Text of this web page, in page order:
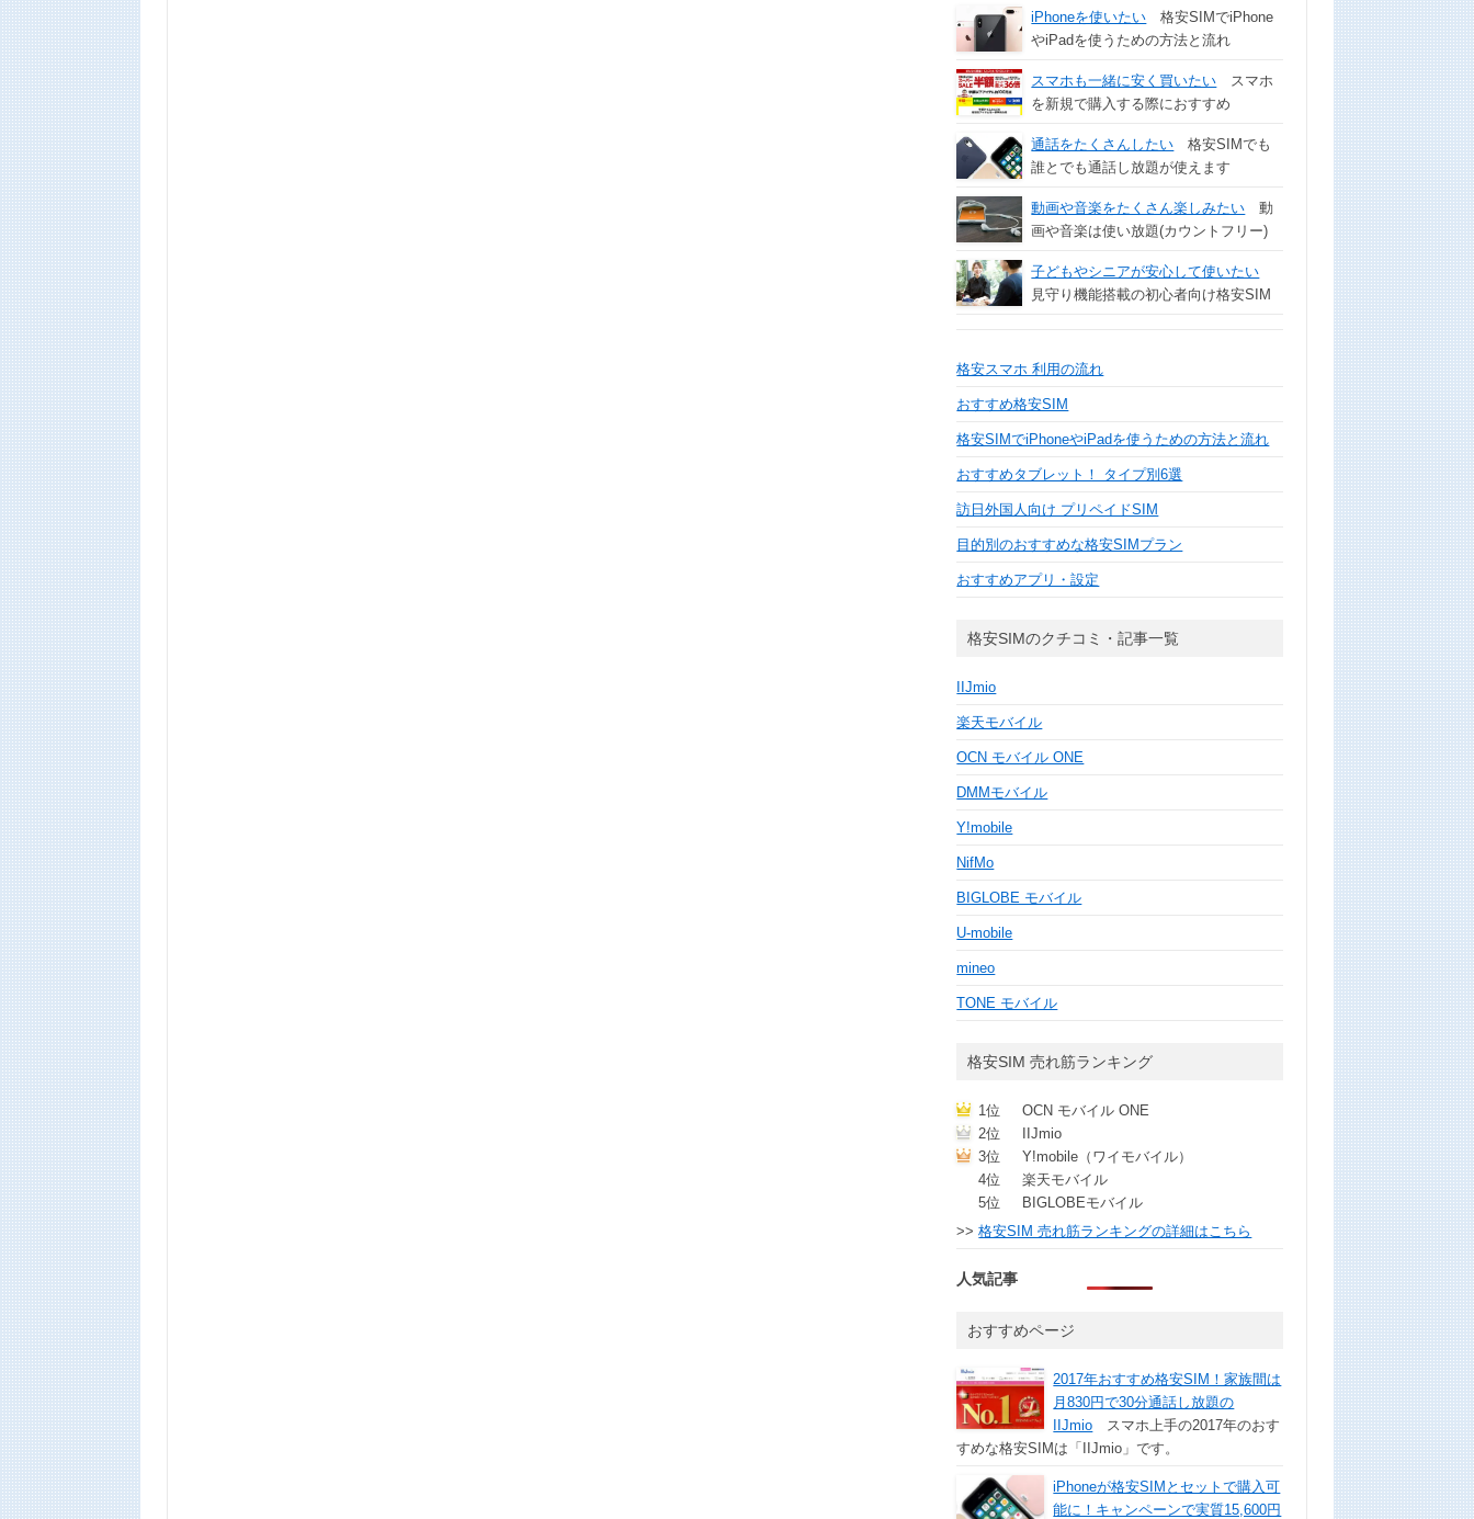
iPhoneを使いたい 格安SIMでiPhone
やiPadを使うための方法と流れ
スマホも一緒に安く買いたい スマホ
を新規で購入する際におすすめ
通話をたくさんしたい 格安SIMでも
誰とでも通話し放題が使えます
動画や音楽をたくさん楽しみたい 動
画や音楽は使い放題(カウントフリー)
子どもやシニアが安心して使いたい
見守り機能搭載の初心者向け格安SIM
格安スマホ 利用の流れ
おすすめ格安SIM
格安SIMでiPhoneやiPadを使うための方法と流れ
おすすめタブレット！ タイプ別6選
訪日外国人向け プリペイドSIM
目的別のおすすめな格安SIMプラン
おすすめアプリ・設定
格安SIMのクチコミ・記事一覧
IIJmio
楽天モバイル
OCN モバイル ONE
DMMモバイル
Y!mobile
NifMo
BIGLOBE モバイル
U-mobile
mineo
TONE モバイル
格安SIM 売れ筋ランキング
1位
OCN モバイル ONE
2位
IIJmio
3位
Y!mobile（ワイモバイル）
4位
楽天モバイル
5位
BIGLOBEモバイル
>>格安SIM 売れ筋ランキングの詳細はこちら
人気記事
おすすめページ
2017年おすすめ格安SIM！家族間は
月830円で30分通話し放題の
IIJmio スマホ上手の2017年のおす
すめな格安SIMは「IIJmio」です。
iPhoneが格安SIMとセットで購入可
能に！キャンペーンで実質15,600円